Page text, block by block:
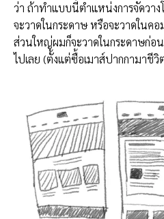
ว่า ถ้าทำแบบนี้ตำแหน่งการจัดวา
จะวาดในกระดาษ หรือจะวาดในค
ส่วนใหญ่ผมก็จะวาดในกระดาษก่อน
ไปเลย (ตั้งแต่ซื้อเมาส์ปากกามาชีวิ